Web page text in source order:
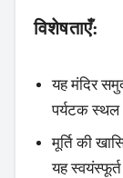
विशेषताएँ:
यह मंदिर
पर्यटक स्थल
मूर्ति की
यह